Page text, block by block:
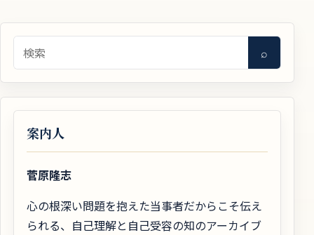
検索 ⌕
案内人
菅原隆志
心の根深い問題を抱えた当事者だからこそ伝え
られる、自己理解と自己受容の知のアーカイブ